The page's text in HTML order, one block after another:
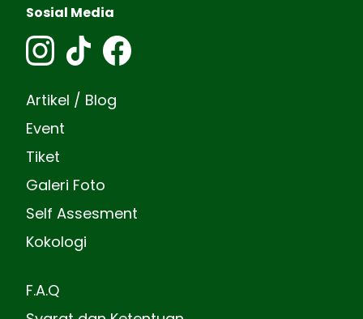
Sosial Media
Artikel / Blog
Event
Tiket
Galeri Foto
Self Assesment
Kokologi
F.A.Q